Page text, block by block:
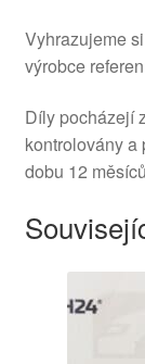
Vyhrazujeme
výrobce
Díly pocházejí
kontrolovány a
dobu 12